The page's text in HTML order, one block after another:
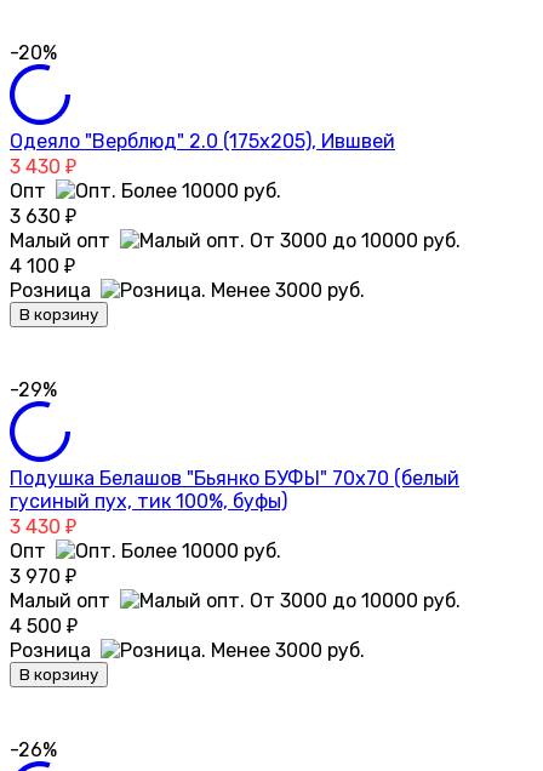
-20%
Одеяло "Верблюд" 2.0 (175х205), Ившвей
3 430 ₽
Опт
3 630 ₽
Малый опт
4 100 ₽
Розница
В корзину
-29%
Подушка Белашов "Бьянко БУФЫ" 70х70 (белый
гусиный пух, тик 100%, буфы)
3 430 ₽
Опт
3 970 ₽
Малый опт
4 500 ₽
Розница
В корзину
-26%